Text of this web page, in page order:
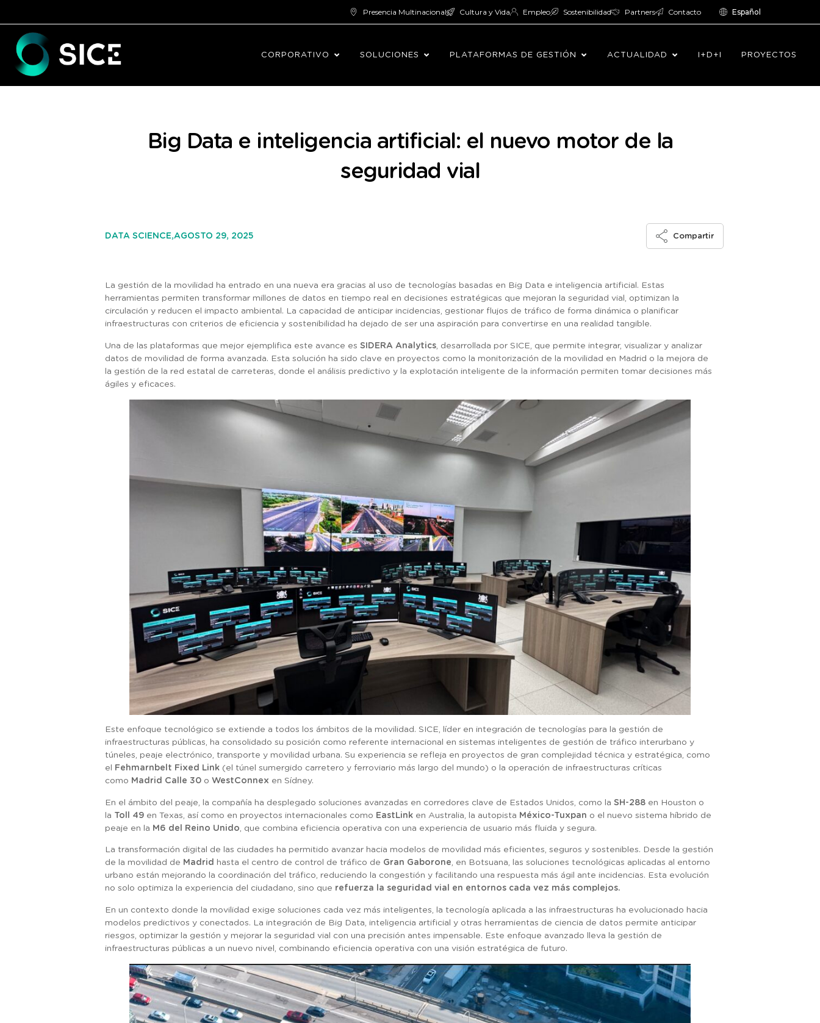
Presencia Multinacional Cultura y Vida Empleo Sostenibilidad Partners Contacto Español
CORPORATIVO SOLUCIONES PLATAFORMAS DE GESTIÓN ACTUALIDAD I+D+I PROYECTOS
Big Data e inteligencia artificial: el nuevo motor de la
seguridad vial
DATA SCIENCE,AGOSTO 29, 2025 Compartir
La gestión de la movilidad ha entrado en una nueva era gracias al uso de tecnologías basadas en Big Data e inteligencia artificial. Estas
herramientas permiten transformar millones de datos en tiempo real en decisiones estratégicas que mejoran la seguridad vial, optimizan la
circulación y reducen el impacto ambiental. La capacidad de anticipar incidencias, gestionar flujos de tráfico de forma dinámica o planificar
infraestructuras con criterios de eficiencia y sostenibilidad ha dejado de ser una aspiración para convertirse en una realidad tangible.
Una de las plataformas que mejor ejemplifica este avance es SIDERA Analytics , desarrollada por SICE, que permite integrar, visualizar y analizar
datos de movilidad de forma avanzada. Esta solución ha sido clave en proyectos como la monitorización de la movilidad en Madrid o la mejora de
la gestión de la red estatal de carreteras, donde el análisis predictivo y la explotación inteligente de la información permiten tomar decisiones más
ágiles y eficaces.
Este enfoque tecnológico se extiende a todos los ámbitos de la movilidad. SICE, líder en integración de tecnologías para la gestión de
infraestructuras públicas, ha consolidado su posición como referente internacional en sistemas inteligentes de gestión de tráfico interurbano y
túneles, peaje electrónico, transporte y movilidad urbana. Su experiencia se refleja en proyectos de gran complejidad técnica y estratégica, como
el Fehmarnbelt Fixed Link (el túnel sumergido carretero y ferroviario más largo del mundo) o la operación de infraestructuras críticas
como Madrid Calle 30 o WestConnex en Sídney.
En el ámbito del peaje, la compañía ha desplegado soluciones avanzadas en corredores clave de Estados Unidos, como la SH-288 en Houston o
la Toll 49 en Texas, así como en proyectos internacionales como EastLink en Australia, la autopista México-Tuxpan o el nuevo sistema híbrido de
peaje en la M6 del Reino Unido , que combina eficiencia operativa con una experiencia de usuario más fluida y segura.
La transformación digital de las ciudades ha permitido avanzar hacia modelos de movilidad más eficientes, seguros y sostenibles. Desde la gestión
de la movilidad de Madrid hasta el centro de control de tráfico de Gran Gaborone, en Botsuana, las soluciones tecnológicas aplicadas al entorno
urbano están mejorando la coordinación del tráfico, reduciendo la congestión y facilitando una respuesta más ágil ante incidencias. Esta evolución
no solo optimiza la experiencia del ciudadano, sino que refuerza la seguridad vial en entornos cada vez más complejos.
En un contexto donde la movilidad exige soluciones cada vez más inteligentes, la tecnología aplicada a las infraestructuras ha evolucionado hacia
modelos predictivos y conectados. La integración de Big Data, inteligencia artificial y otras herramientas de ciencia de datos permite anticipar
riesgos, optimizar la gestión y mejorar la seguridad vial con una precisión antes impensable. Este enfoque avanzado lleva la gestión de
infraestructuras públicas a un nuevo nivel, combinando eficiencia operativa con una visión estratégica de futuro.